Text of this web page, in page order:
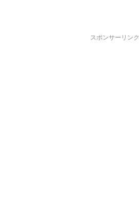
スポンサーリンク